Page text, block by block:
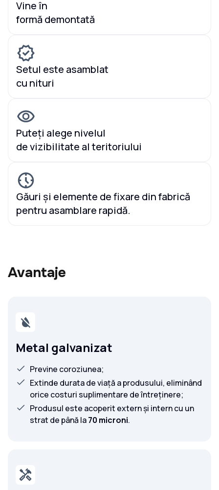
Vine în
formă demontată
Setul este asamblat
cu nituri
Puteți alege nivelul
de vizibilitate al teritoriului
Găuri și elemente de fixare din fabrică
pentru asamblare rapidă.
Avantaje
Metal galvanizat
Previne coroziunea;
Extinde durata de viață a produsului, eliminând
orice costuri suplimentare de întreținere;
Produsul este acoperit extern și intern cu un
strat de până la70 microni.